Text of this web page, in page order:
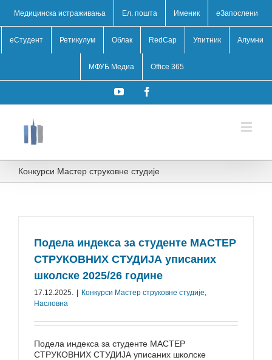
Медицинска истраживања Ел. пошта Именик eЗапослени
еСтудент Ретикулум Облак RedCap Упитник Алумни
МФУБ Медиа Office 365
YouTube
Конкурси Mастер струковне студије
Подела индекса за студенте МАСТЕР
СТРУКОВНИХ СТУДИЈА уписаних
школске 2025/26 године
17.12.2025. Конкурси Mастер струковне студије,
Насловна
Подела индекса за студенте МАСТЕР
СТРУКОВНИХ СТУДИЈА уписаних школске